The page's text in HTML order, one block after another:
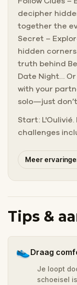
decipher
together the
Secret –
hidden
truth behind
Date Night…
with your
solo—just
Start: L'Oulivié.
challenges
Meer
Tips &
👟Draag
Je loopt
schoeisel